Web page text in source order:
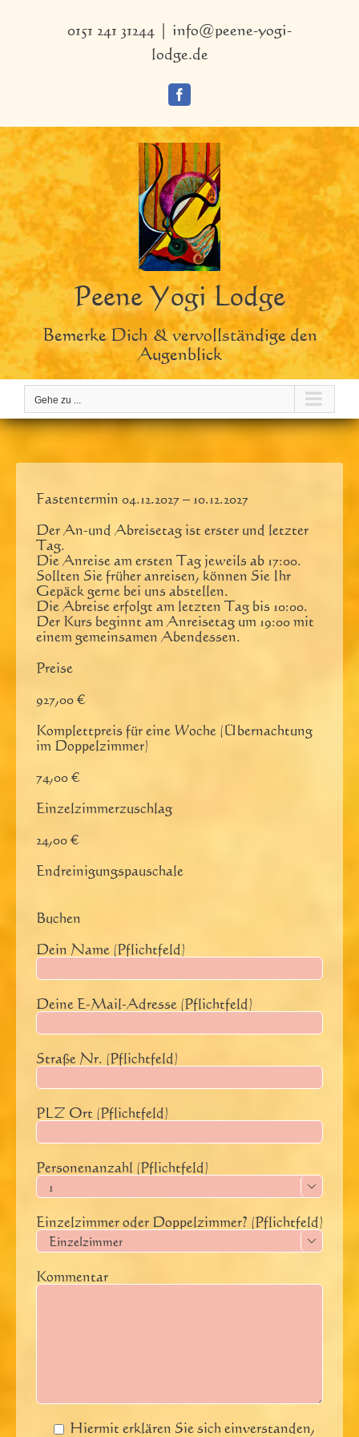
0151 241 31244 | info@peene-yogi-
lodge.de
Facebook
Peene Yogi Lodge
Bemerke Dich & vervollständige den
Augenblick
Gehe zu ...
Fastentermin 04.12.2027 – 10.12.2027
Der An-und Abreisetag ist erster und letzter
Tag.
Die Anreise am ersten Tag jeweils ab 17:00.
Sollten Sie früher anreisen, können Sie Ihr
Gepäck gerne bei uns abstellen.
Die Abreise erfolgt am letzten Tag bis 10:00.
Der Kurs beginnt am Anreisetag um 19:00 mit
einem gemeinsamen Abendessen.
Preise
927,00 €
Komplettpreis für eine Woche (Übernachtung
im Doppelzimmer)
74,00 €
Einzelzimmerzuschlag
24,00 €
Endreinigungspauschale
Buchen
Dein Name (Pflichtfeld)
Deine E-Mail-Adresse (Pflichtfeld)
Straße Nr. (Pflichtfeld)
PLZ Ort (Pflichtfeld)
Personenanzahl (Pflichtfeld)

Einzelzimmer oder Doppelzimmer? (Pflichtfeld)

Kommentar
Hiermit erklären Sie sich einverstanden,